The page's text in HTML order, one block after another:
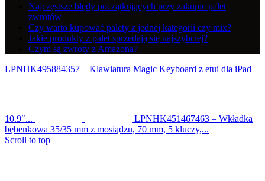
Najczęstsze błędy początkujących przy zakupie palet
zwrotów
Czy warto kupować palety z jednej kategorii czy mix?
Jakie produkty z palet sprzedają się najszybciej?
Czym są zwroty z Amazona?
LPNHK495884357 – Klawiatura Magic Keyboard z etui dla iPad
10.9″...
LPNHK451467463 – Wkładka
bębenkowa 35/35 mm z mosiądzu, 70 mm, 5 kluczy,...
Scroll to top